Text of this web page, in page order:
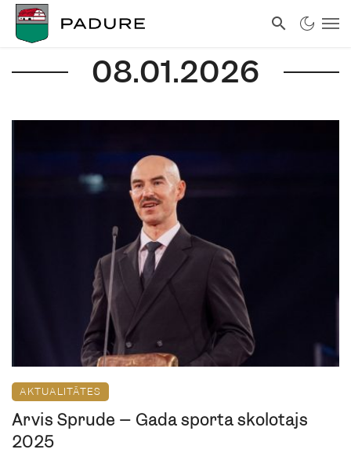
08.01.2026
AKTUALITĀTES
Arvis Sprude – Gada sporta skolotājs
2025